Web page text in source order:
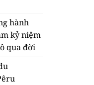
hành
kỷ niệm
qua đời